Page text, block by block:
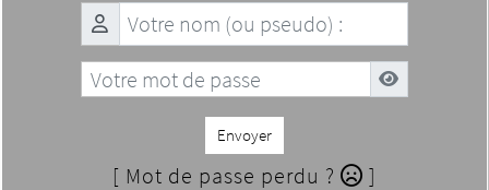
Envoyer
[ Mot de passe perdu ? ]